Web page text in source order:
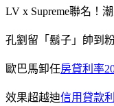
LV x Supreme聯名！
孔劉留「鬍子」帥到
歐巴馬卸任房貸利率
效果超越迪信用貸款